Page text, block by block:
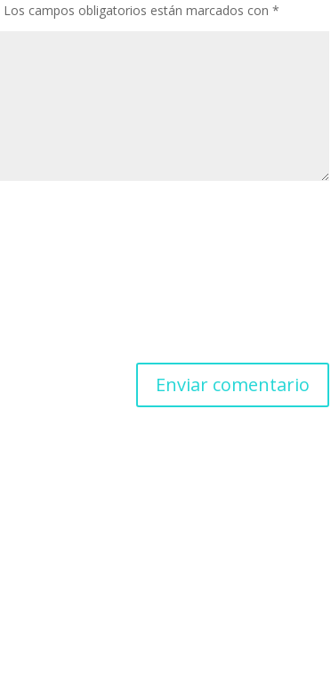
Los campos obligatorios están marcados con *